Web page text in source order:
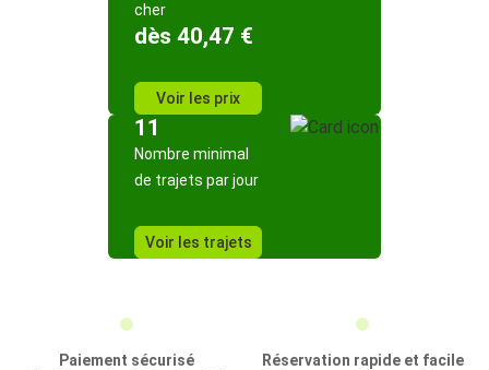
cher
dès 40,47 €
Voir les prix
11
Nombre minimal
de trajets par jour
Voir les trajets
Paiement sécurisé
Réservation rapide et facile